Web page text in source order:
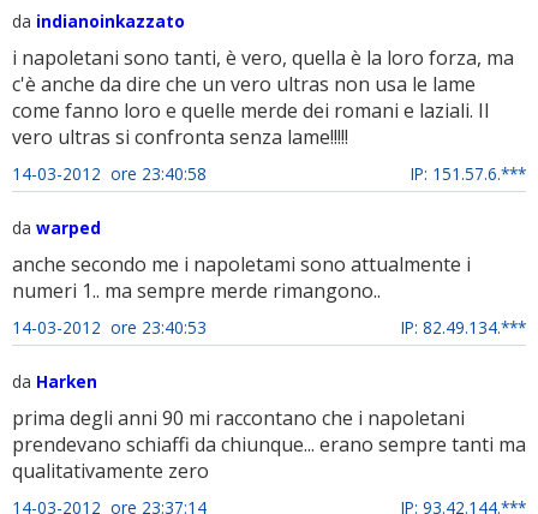
da indianoinkazzato
i napoletani sono tanti, è vero, quella è la loro forza, ma
c'è anche da dire che un vero ultras non usa le lame
come fanno loro e quelle merde dei romani e laziali. Il
vero ultras si confronta senza lame!!!!!
14-03-2012 ore 23:40:58 IP: 151.57.6.***
da warped
anche secondo me i napoletami sono attualmente i
numeri 1.. ma sempre merde rimangono..
14-03-2012 ore 23:40:53 IP: 82.49.134.***
da Harken
prima degli anni 90 mi raccontano che i napoletani
prendevano schiaffi da chiunque... erano sempre tanti ma
qualitativamente zero
14-03-2012 ore 23:37:14 IP: 93.42.144.***